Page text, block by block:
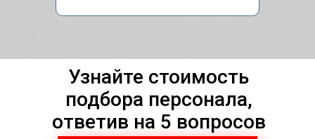
Узнайте стоимость
подбора персонала,
ответив на 5 вопросов